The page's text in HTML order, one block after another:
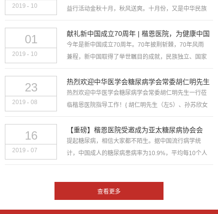
2019 - 10
益行活动金秋十月，秋风送爽。十月份，又是中华民族
弘扬中华民族爱老敬老的传统美德，10月9...
01
2019 - 10
献礼新中国成立70周年 | 楷恩医院，为健康中国
护航！
今年是新中国成立70周年。70年披荆斩棘，70年风雨
兼程，新中国取得了举世瞩目的成就，民族独立、国家
没。没有新中国的成立，就没有中华民族的伟大飞跃！
今天...
23
2019 - 08
热烈欢迎中华医学会糖尿病学会常委胡仁明先生
一行莅临楷恩医院指导工作！
热烈欢迎中华医学会糖尿病学会常委胡仁明先生一行莅
临楷恩医院指导工作！{ 胡仁明先生（左5）、孙苏欣女
影 }2019年8月23日，中华医学会糖尿病学会常...
16
2019 - 07
【重磅】楷恩医院受邀成为亚太糖尿病协会会
员、中国内分泌糖尿病协会委员！
提起糖尿病，相信大家都不陌生。据中国流行病学统
计，中国成人的糖尿病患病率为10.9%，平均每10个人